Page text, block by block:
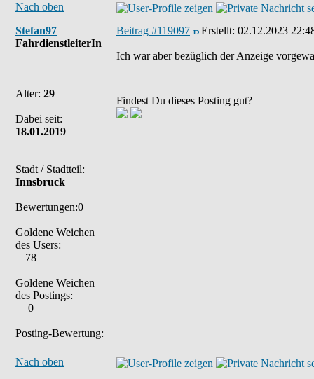
Nach oben
Stefan97
FahrdienstleiterIn
Alter: 29
Dabei seit:
18.01.2019
Stadt / Stadtteil:
Innsbruck
Bewertungen:0
Goldene Weichen
des Users:
78
Goldene Weichen
des Postings:
0
Posting-Bewertung:
Beitrag #119097 Erstellt: 02.12.2023
Ich war aber bezüglich der Anzeige
Findest Du dieses Posting gut?
Nach oben